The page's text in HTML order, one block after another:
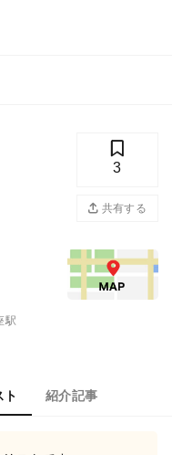
3
共有する
駅
ト 紹介記事